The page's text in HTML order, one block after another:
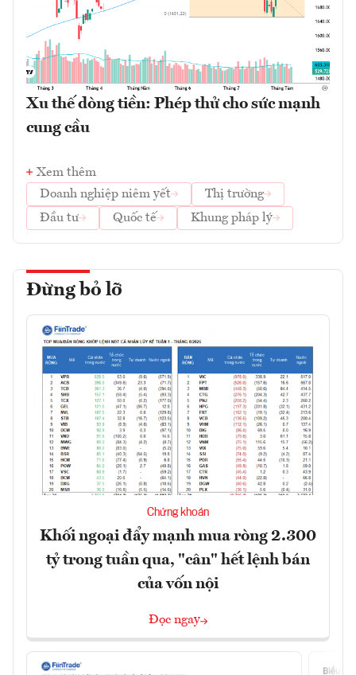
Xu thế dòng tiền: Phép thử cho sức mạnh
cung cầu
Xem thêm
Doanh nghiệp niêm yết
Thị trường
Đầu tư
Quốc tế Khung pháp lý
Đừng bỏ lỡ
Chứng khoán
Khối ngoại đẩy mạnh mua ròng 2.300
tỷ trong tuần qua, "cân" hết lệnh bán
của vốn nội
Đọc ngay